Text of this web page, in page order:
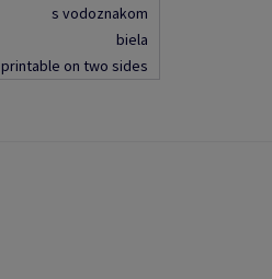
s vodoznakom
biela
printable on two sides